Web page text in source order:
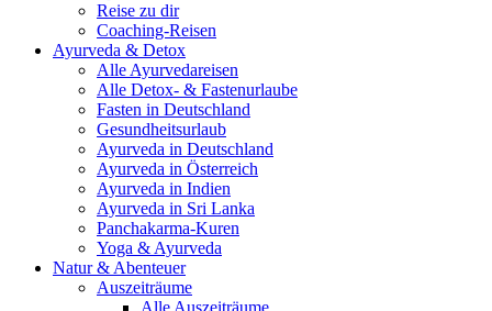
Reise zu dir
Coaching-Reisen
Ayurveda & Detox
Alle Ayurvedareisen
Alle Detox- & Fastenurlaube
Fasten in Deutschland
Gesundheitsurlaub
Ayurveda in Deutschland
Ayurveda in Österreich
Ayurveda in Indien
Ayurveda in Sri Lanka
Panchakarma-Kuren
Yoga & Ayurveda
Natur & Abenteuer
Auszeiträume
Alle Auszeiträume